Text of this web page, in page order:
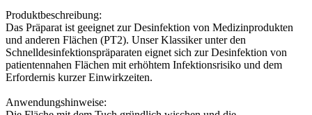
Produktbeschreibung:
Das Präparat ist geeignet zur Desinfektion von Medizinprodukten
und anderen Flächen (PT2). Unser Klassiker unter den
Schnelldesinfektionspräparaten eignet sich zur Desinfektion von
patientennahen Flächen mit erhöhtem Infektionsrisiko und dem
Erfordernis kurzer Einwirkzeiten.
Anwendungshinweise: